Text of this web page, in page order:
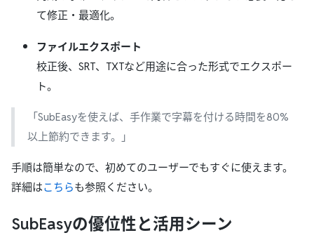
て修正・最適化。
ファイルエクスポート
校正後、SRT、TXTなど用途に合った形式でエクスポー
ト。
「SubEasyを使えば、手作業で字幕を付ける時間を80%
以上節約できます。」
手順は簡単なので、初めてのユーザーでもすぐに使えます。
詳細はこちらも参照ください。
SubEasyの優位性と活用シーン